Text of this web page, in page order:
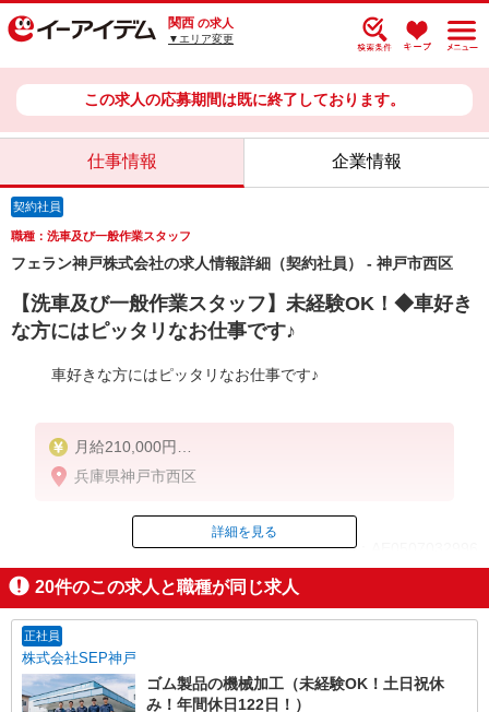
関西 の求人
▼エリア変更
この求人の応募期間は既に終了しております。
仕事情報 企業情報
契約社員
職種：洗車及び一般作業スタッフ
フェラン神戸株式会社の求人情報詳細（契約社員） - 神戸市西区
【洗車及び一般作業スタッフ】未経験OK！◆車好き
な方にはピッタリなお仕事です♪
車好きな方にはピッタリなお仕事です♪
月給210,000円
※試用期間2ヶ月あり（同給与）
兵庫県神戸市西区
ID：AE0507032996
掲載期間終了
詳細を見る
20件のこの求人と職種が同じ求人
正社員
株式会社SEP神戸
ゴム製品の機械加工（未経験OK！土日祝休
み！年間休日122日！）